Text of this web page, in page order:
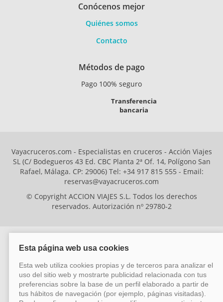
Conócenos mejor
Quiénes somos
Contacto
Métodos de pago
Pago 100% seguro
Transferencia
bancaria
Vayacruceros.com - Especialistas en cruceros - Acción Viajes
SL (C/ Bodegueros 43 Ed. CBC Planta 2ª Of. 14, Polígono San
Rafael, Málaga. CP: 29006) Tel: +34 917 815 555 - Email:
reservas@vayacruceros.com
© Copyright ACCION VIAJES S.L. Todos los derechos
reservados. Autorización nº 29780-2
ACCION VIAJES SL ha sido beneficiaria del Fondo Europeo de Desarrollo
Regional (FEDER), cuyo objetivo es mejorar la competitividad de las pymes
mediante el impulso de la innovación, el desarrollo tecnológico, la